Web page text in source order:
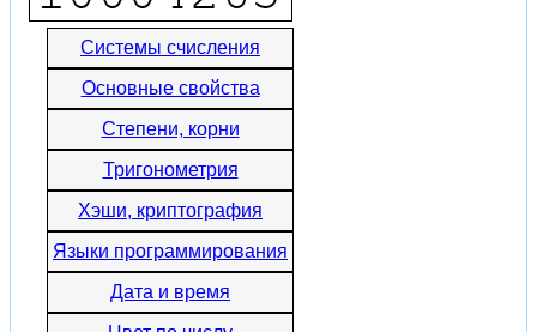
Системы счисления
Основные свойства
Степени, корни
Тригонометрия
Хэши, криптография
Языки программирования
Дата и время